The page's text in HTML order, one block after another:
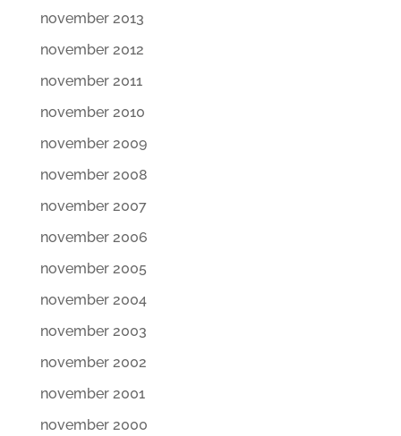
november 2013
november 2012
november 2011
november 2010
november 2009
november 2008
november 2007
november 2006
november 2005
november 2004
november 2003
november 2002
november 2001
november 2000